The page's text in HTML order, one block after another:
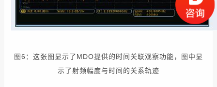
图6：这张图显示了MDO提供的时间关联观察功能，图中显
示了射频幅度与时间的关系轨迹